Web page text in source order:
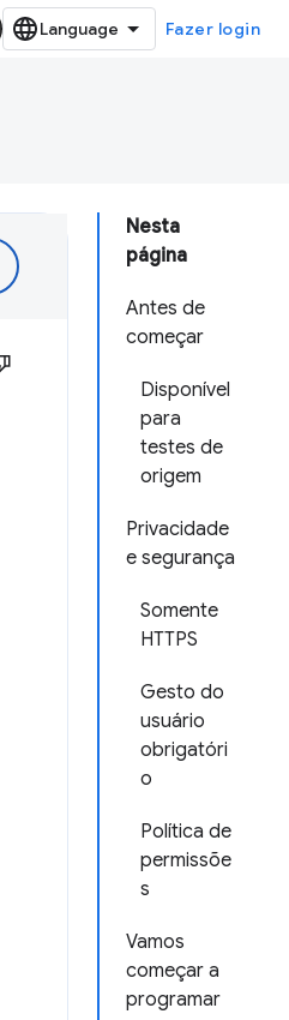
Fazer login
Nesta
página
Antes de
começar
Disponível
para
testes de
origem
Privacidade
e segurança
Somente
HTTPS
Gesto do
usuário
obrigatóri
o
Política de
permissõe
s
Vamos
começar a
programar